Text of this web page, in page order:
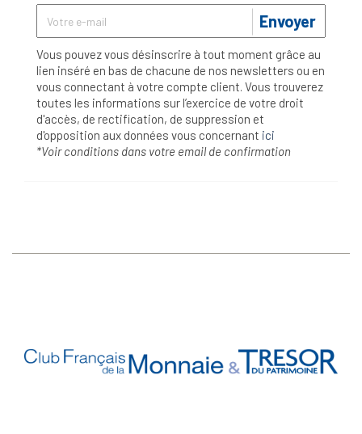
Envoyer
Vous pouvez vous désinscrire à tout moment grâce au
lien inséré en bas de chacune de nos newsletters ou en
vous connectant à votre compte client. Vous trouverez
toutes les informations sur l’exercice de votre droit
d'accès, de rectification, de suppression et
d'opposition aux données vous concernant ici
*Voir conditions dans votre email de confirmation